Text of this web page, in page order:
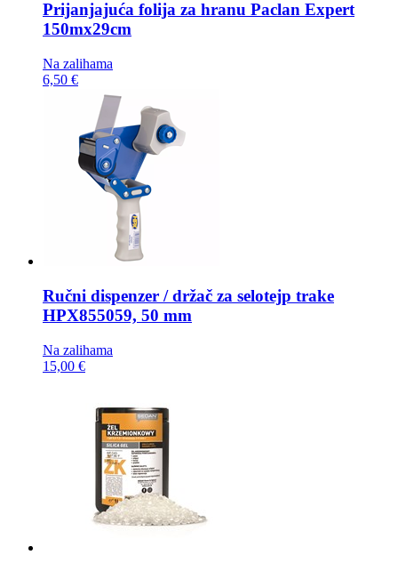
Prijanjajuća folija za hranu Paclan Expert
150mx29cm
Na zalihama
6,50 €
Ručni dispenzer / držač za selotejp trake
HPX855059, 50 mm
Na zalihama
15,00 €